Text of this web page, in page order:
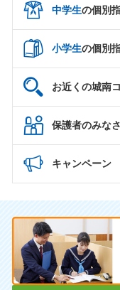
中学生の個別
小学生の個別
お近くの城南
保護者のみな
キャンペーン